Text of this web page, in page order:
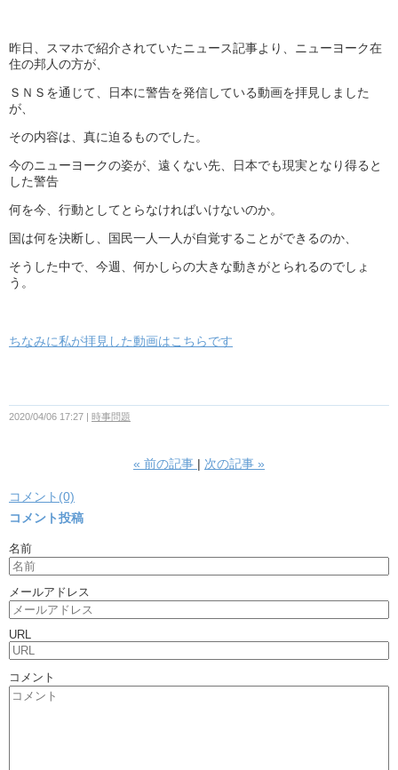
昨日、スマホで紹介されていたニュース記事より、ニューヨーク在
住の邦人の方が、
ＳＮＳを通じて、日本に警告を発信している動画を拝見しました
が、
その内容は、真に迫るものでした。
今のニューヨークの姿が、遠くない先、日本でも現実となり得ると
した警告
何を今、行動としてとらなければいけないのか。
国は何を決断し、国民一人一人が自覚することができるのか、
そうした中で、今週、何かしらの大きな動きがとられるのでしょ
う。
ちなみに私が拝見した動画はこちらです
2020/04/06 17:27 時事問題
« 前の記事 次の記事 »
コメント(0)
コメント投稿
名前
メールアドレス
URL
コメント